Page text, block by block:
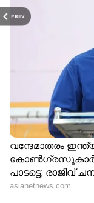
PREV